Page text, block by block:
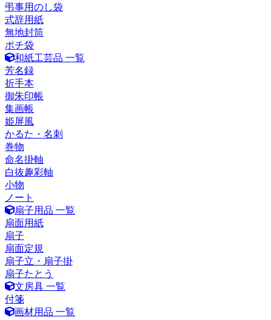
弔事用のし袋
式辞用紙
無地封筒
ポチ袋
和紙工芸品 一覧
芳名録
折手本
御朱印帳
集画帳
姫屏風
かるた・名刺
巻物
命名掛軸
白抜趣彩軸
小物
ノート
扇子用品 一覧
扇面用紙
扇子
扇面定規
扇子立・扇子掛
扇子たとう
文房具 一覧
付箋
画材用品 一覧